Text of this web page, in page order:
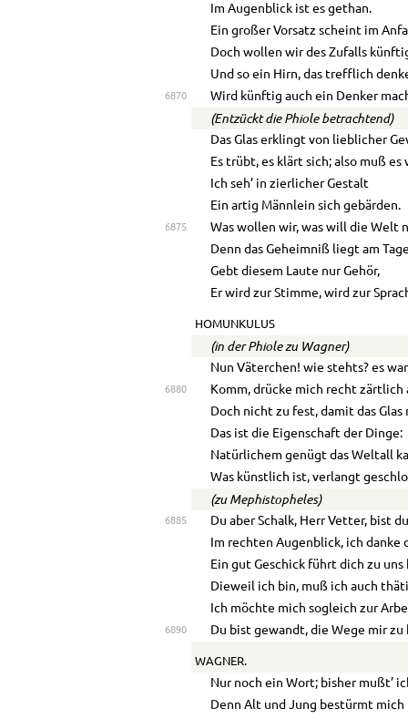
Im Augenblick ist es gethan.
Ein großer Vorsatz scheint im
Doch wollen wir des Zufalls
Und so ein Hirn, das trefflich
6870 Wird künftig auch ein Denker
(Entzückt die Phiole betrachtend)
Das Glas erklingt von lieblicher
Es trübt, es klärt sich; also muß es
Ich seh’ in zierlicher Gestalt
Ein artig Männlein sich gebärden.
6875
Was wollen wir, was will die Welt
Denn das Geheimniß liegt am
Gebt diesem Laute nur Gehör,
Er wird zur Stimme, wird zur
HOMUNKULUS
(in der Phiole zu Wagner)
Nun Väterchen! wie stehts? es
6880
Komm, drücke mich recht zärtlich
Doch nicht zu fest, damit das
Das ist die Eigenschaft der Dinge:
Natürlichem genügt das Weltall
Was künstlich ist, verlangt
(zu Mephistopheles)
6885
Du aber Schalk, Herr Vetter, bist
Im rechten Augenblick, ich danke
Ein gut Geschick führt dich zu uns
Dieweil ich bin, muß ich auch
Ich möchte mich sogleich zur
6890 Du bist gewandt, die Wege mir zu
WAGNER.
Nur noch ein Wort; bisher mußt’
Denn Alt und Jung bestürmt